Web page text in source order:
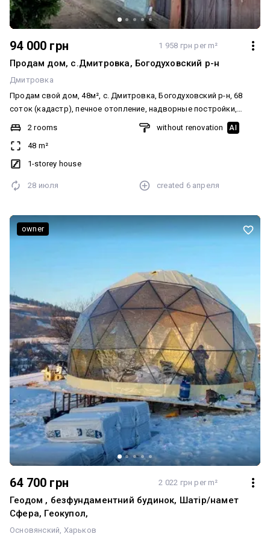
94 000 грн 1 958 грн per m²
Продам дом, с.Дмитровка, Богодуховский р-н
Дмитровка
Продам свой дом, 48м², с. Дмитровка, Богодуховский р-н, 68
соток (кадастр), печное отопление, надворные постройки,
погреб, скважина. 94000 грн. 09******99 Александр.
2 rooms
48 m²
1-storey house
without renovation AI
28 июля created 6 апреля
64 700 грн 2 022 грн per m²
Геодом , безфундаментний будинок, Шатір/намет
Сфера, Геокупол,
Основянский Харьков
owner